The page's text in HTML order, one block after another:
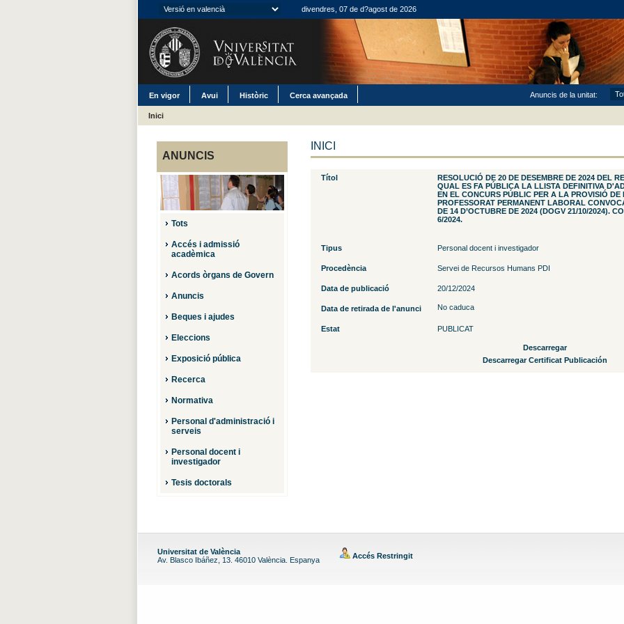
divendres, 07 de d?agost de 2026
En vigor Avui Històric Cerca avançada Anuncis de la unitat:
Inici
ANUNCIS
Tots
Accés i admissió
acadèmica
Acords òrgans de Govern
Anuncis
Beques i ajudes
Eleccions
Exposició pública
Recerca
Normativa
Personal d'administració i
serveis
Personal docent i
investigador
Tesis doctorals
INICI
Títol
RESOLUCIÓ DE 20 DE DESEMBRE DE 2024 DEL
QUAL ES FA PÚBLICA LA LLISTA DEFINITIVA
EN EL CONCURS PÚBLIC PER A LA PROVISIÓ DE
PROFESSORAT PERMANENT LABORAL
DE 14 D’OCTUBRE DE 2024 (DOGV 21/10/2024).
6/2024.
Tipus Personal docent i investigador
Procedència Servei de Recursos Humans PDI
Data de publicació 20/12/2024
Data de retirada de l'anunci No caduca
Estat PUBLICAT
Descarregar
Descarregar Certificat Publicación
Universitat de València
Av. Blasco Ibáñez, 13. 46010 València. Espanya
Accés Restringit